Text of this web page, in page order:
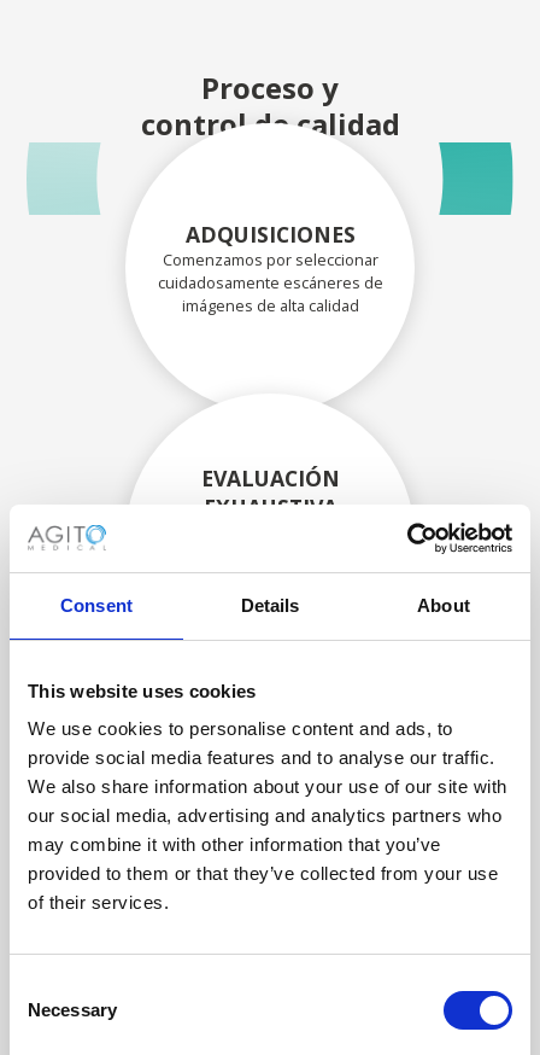
Consent Details About
This website uses cookies
We use cookies to personalise content and ads, to
provide social media features and to analyse our traffic.
We also share information about your use of our site with
our social media, advertising and analytics partners who
may combine it with other information that you’ve
provided to them or that they’ve collected from your use
of their services.
Selection
Necessary
Proceso y
control de calidad
ADQUISICIONES
Comenzamos por seleccionar
cuidadosamente escáneres de
imágenes de alta calidad
EVALUACIÓN
EXHAUSTIVA
cuidadosamente cada escáner
y sus componentes.
RECUPERÁNDOSE
CON CUIDADO
Las piezas utilizables se
recuperan meticulosamente en
un entorno seguro de ESD, lo
daños ni contaminación.